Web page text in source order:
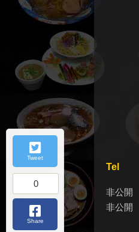
Tel
非公開
非公開
Tweet
0
Share